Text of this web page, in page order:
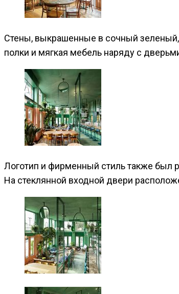
Стены, выкрашенные в сочный зеленый,
полки и мягкая мебель наряду с
Логотип и фирменный стиль также был
На стеклянной входной двери